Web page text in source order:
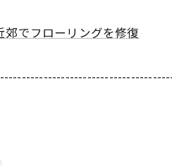
郊でフローリングを修復